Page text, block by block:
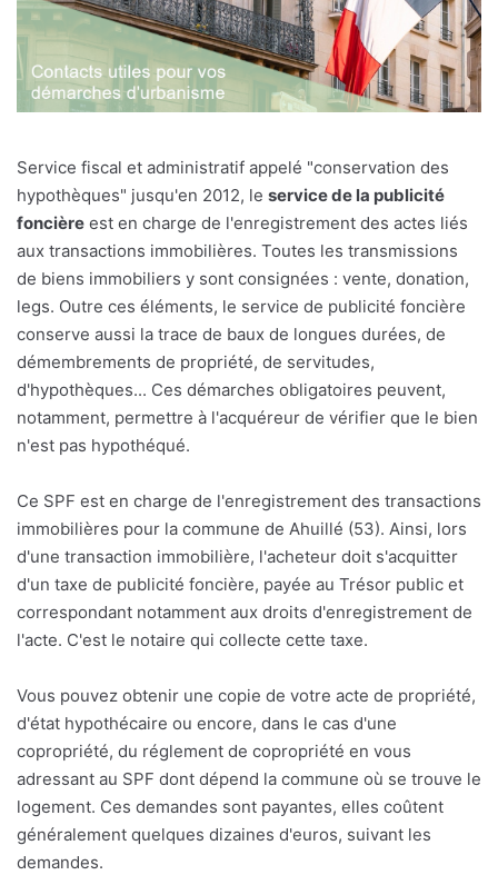
Service fiscal et administratif appelé "conservation des
hypothèques" jusqu'en 2012, le service de la publicité
foncière est en charge de l'enregistrement des actes liés
aux transactions immobilières. Toutes les transmissions
de biens immobiliers y sont consignées : vente, donation,
legs. Outre ces éléments, le service de publicité foncière
conserve aussi la trace de baux de longues durées, de
démembrements de propriété, de servitudes,
d'hypothèques... Ces démarches obligatoires peuvent,
notamment, permettre à l'acquéreur de vérifier que le bien
n'est pas hypothéqué.
Ce SPF est en charge de l'enregistrement des transactions
immobilières pour la commune de Ahuillé (53). Ainsi, lors
d'une transaction immobilière, l'acheteur doit s'acquitter
d'un taxe de publicité foncière, payée au Trésor public et
correspondant notamment aux droits d'enregistrement de
l'acte. C'est le notaire qui collecte cette taxe.
Vous pouvez obtenir une copie de votre acte de propriété,
d'état hypothécaire ou encore, dans le cas d'une
copropriété, du réglement de copropriété en vous
adressant au SPF dont dépend la commune où se trouve le
logement. Ces demandes sont payantes, elles coûtent
généralement quelques dizaines d'euros, suivant les
demandes.